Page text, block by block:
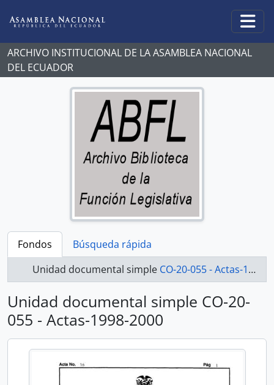
ARCHIVO INSTITUCIONAL DE LA ASAMBLEA NACIONAL
DEL ECUADOR
Fondos
Búsqueda rápida
Unidad documental simple CO-20-055 - Actas-1998-2000
Unidad documental simple CO-20-
055 - Actas-1998-2000